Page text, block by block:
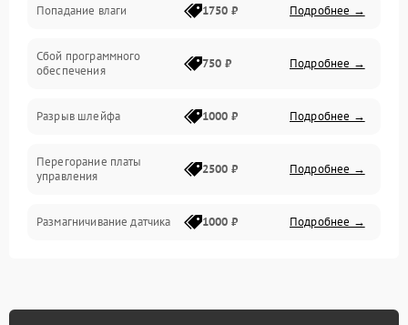
Управление
Электропитание
Попадание влаги 1750 ₽ Подробнее →
Сбой программного
обеспечения
750 ₽ Подробнее →
Разрыв шлейфа 1000 ₽ Подробнее →
Перегорание платы
управления
2500 ₽ Подробнее →
Размагничивание датчика 1000 ₽ Подробнее →